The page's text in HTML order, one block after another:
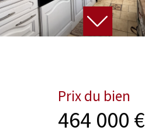
Prix du bien
464 000 €